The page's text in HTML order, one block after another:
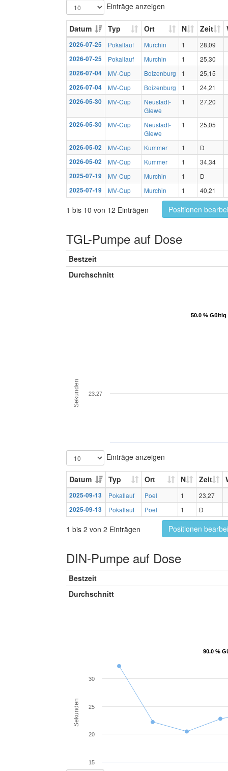
Einträge anzeigen
Datum Typ Ort N Zeit
2026-07-25 Pokallauf Murchin 1
28,09
2026-07-25
Pokallauf Murchin 1
25,30
2026-07-04
MV-Cup Boizenburg 1
25,15
2026-07-04
MV-Cup Boizenburg 1
24,21
2026-05-30
MV-Cup
Neustadt-
Glewe
1 27,20
2026-05-30 MV-Cup
Neustadt-
Glewe
1 25,05
2026-05-02 MV-Cup Kummer 1
D
2026-05-02
MV-Cup Kummer 1
34,34
2025-07-19
MV-Cup Murchin 1
D
2025-07-19
MV-Cup Murchin 1 40,21
1 bis 10 von 12 Einträgen Positionen
TGL-Pumpe auf Dose
Bestzeit
Durchschnitt
50.0 % Gültig
50.0 % Gültig
Sekunden 23.27
Einträge anzeigen
Datum Typ Ort N Zeit
2025-09-13 Pokallauf Poel 1
23,27
2025-09-13
Pokallauf Poel 1 D
1 bis 2 von 2 Einträgen Positionen
DIN-Pumpe auf Dose
Bestzeit
Durchschnitt
90.0 %
90.0 %
Sekunden
15
20
25
30